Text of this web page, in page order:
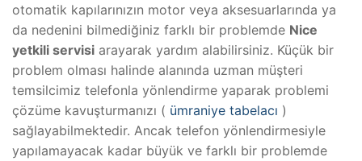
otomatik kapılarınızın motor veya aksesuarlarında ya
da nedenini bilmediğiniz farklı bir problemde Nice
yetkili servisi arayarak yardım alabilirsiniz. Küçük bir
problem olması halinde alanında uzman müşteri
temsilcimiz telefonla yönlendirme yaparak problemi
çözüme kavuşturmanızı ( ümraniye tabelacı )
sağlayabilmektedir. Ancak telefon yönlendirmesiyle
yapılamayacak kadar büyük ve farklı bir problemde